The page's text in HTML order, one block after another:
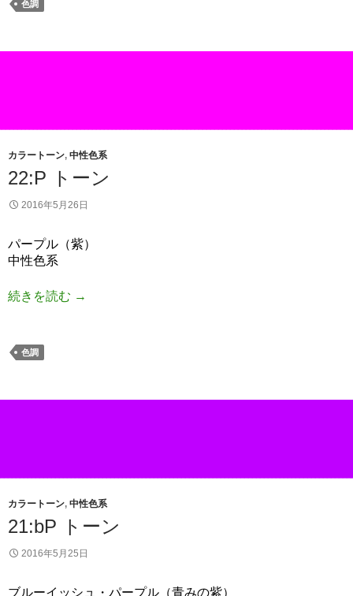
色調
カラートーン, 中性色系
22:P トーン
2016年5月26日
パープル（紫）
中性色系
続きを読む →
色調
カラートーン, 中性色系
21:bP トーン
2016年5月25日
ブルーイッシュ・パープル（青みの紫）